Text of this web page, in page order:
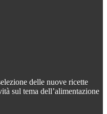
delle nuove ricette
sul tema dell’alimentazione